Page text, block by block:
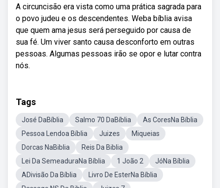
A circuncisão era vista como uma prática sagrada para
o povo judeu e os descendentes. Weba bíblia avisa
que quem ama jesus será perseguido por causa de
sua fé. Um viver santo causa desconforto em outras
pessoas. Algumas pessoas irão se opor e lutar contra
nós.
Tags
José DaBíblia Salmo 70 DaBíblia
As CoresNa Bíblia
Pessoa Lendoa Bíblia
Juizes
Miqueias
Dorcas NaBiblia
Reis Da Biblia
Lei Da SemeaduraNa Bíblia
1 João 2
JóNa Bíblia
ADivisão Da Bíblia
Livro De EsterNa Bíblia